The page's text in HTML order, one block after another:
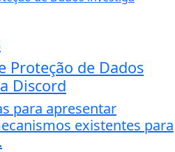
Proteção de Dados
Discord
para apresentar
existentes para